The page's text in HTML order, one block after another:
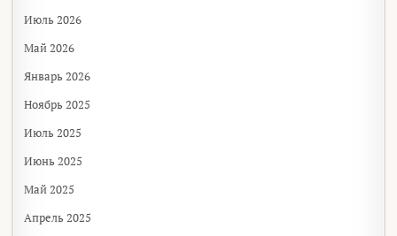
Июль 2026
Май 2026
Январь 2026
Ноябрь 2025
Июль 2025
Июнь 2025
Май 2025
Апрель 2025